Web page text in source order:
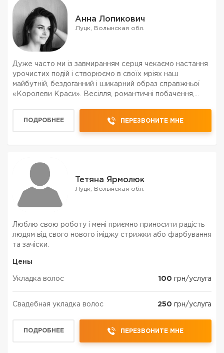
Анна Лопикович
Луцк, Волынская обл.
Дуже часто ми із завмиранням серця чекаємо настання
урочистих подій і створюємо в своїх мріях наш
майбутній, бездоганний і шикарний образ справжньої
«Королеви Краси». Весілля, романтичні побачення,
ПОДРОБНЕЕ ПЕРЕЗВОНИТЕ МНЕ
Тетяна Ярмолюк
Луцк, Волынская обл.
Люблю свою роботу і мені приємно приносити радість
людям від свого нового іміджу стрижки або фарбування
та зачіски.
Цены
Укладка волос 100 грн/услуга
Свадебная укладка волос 250 грн/услуга
ПОДРОБНЕЕ ПЕРЕЗВОНИТЕ МНЕ